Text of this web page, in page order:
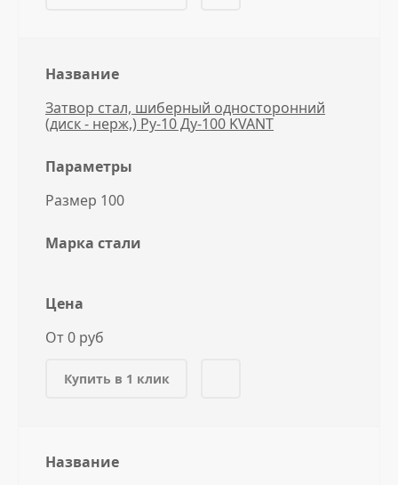
Название
Затвор стал, шиберный односторонний
(диск - нерж,) Ру-10 Ду-100 KVANT
Параметры
Размер 100
Марка стали
Цена
От 0 руб
Купить в 1 клик
Название